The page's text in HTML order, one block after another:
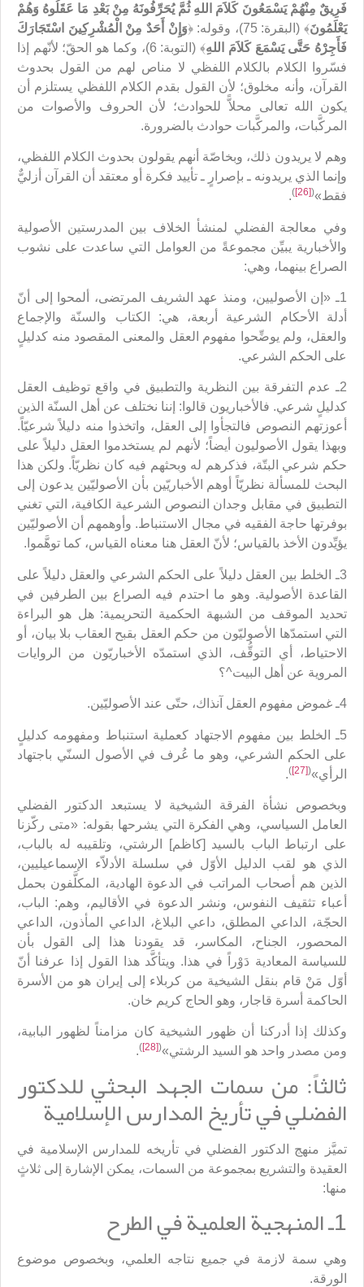
فَرِيقٌ مِنْهُمْ يَسْمَعُونَ كَلاَمَ اللهِ ثُمَّ يُحَرِّفُونَهُ مِنْ بَعْدِ مَا عَقَلُوهُ وَهُمْ
يَعْلَمُونَ﴾ (البقرة: 75)، وقوله: ﴿
وَإِنْ أَحَدٌ مِنْ الْمُشْرِكِينَ اسْتَجَارَكَ
فَأَجِرْهُ حَتَّى يَسْمَعَ كَلاَمَ اللهِ
﴾ (التوبة: 6)، وكما هو الحقّ؛ لأنّهم إذا
فسّروا الكلام بالكلام اللفظي لا مناص لهم من القول بحدوث
القرآن، وأنه مخلوق؛ لأن القول بقدم الكلام اللفظي يستلزم أن
يكون الله تعالى محلاًّ للحوادث؛ لأن الحروف والأصوات من
المركَّبات، والمركَّبات حوادث بالضرورة.
وهم لا يريدون ذلك، وبخاصّة أنهم يقولون بحدوث الكلام اللفظي،
وإنما الذي يريدونه ـ بإصرارٍ ـ تأييد فكرة أو معتقد أن القرآن أزليٌّ
فقط»(
[26]
)
.
وفي معالجة الفضلي لمنشأ الخلاف بين المدرستين الأصولية
والأخبارية يبيِّن مجموعةً من العوامل التي ساعدت على نشوب
الصراع بينهما، وهي:
1ـ «إن الأصوليين، ومنذ عهد الشريف المرتضى، ألمحوا إلى أنّ
أدلة الأحكام الشرعية أربعة، هي: الكتاب والسنّة والإجماع
والعقل، ولم يوضِّحوا مفهوم العقل والمعنى المقصود منه كدليلٍ
على الحكم الشرعي.
2ـ عدم التفرقة بين النظرية والتطبيق في واقع توظيف العقل
كدليلٍ شرعي. فالأخباريون قالوا: إننا نختلف عن أهل السنّة الذين
أعوزتهم النصوص فالتجأوا إلى العقل، واتخذوا منه دليلاً شرعيّاً.
وبهذا يقول الأصوليون أيضاً؛ لأنهم لم يستخدموا العقل دليلاً على
حكم شرعي البتّة، فذكرهم له وبحثهم فيه كان نظريّاً. ولكن هذا
البحث للمسألة نظريّاً أوهم الأخباريّين بأن الأصوليّين يدعون إلى
التطبيق في مقابل وجدان النصوص الشرعية الكافية، التي تغني
بوفرتها حاجة الفقيه في مجال الاستنباط. وأوهمهم أن الأصوليّين
يؤيِّدون الأخذ بالقياس؛ لأنّ العقل هنا معناه القياس، كما توهَّموا.
3ـ الخلط بين العقل دليلاً على الحكم الشرعي والعقل دليلاً على
القاعدة الأصولية. وهو ما احتدم فيه الصراع بين الطرفين في
تحديد الموقف من الشبهة الحكمية التحريمية: هل هو البراءة
التي استمدّها الأصوليّون من حكم العقل بقبح العقاب بلا بيان، أو
الاحتياط، أي التوقُّف، الذي استمدّه الأخباريّون من الروايات
المروية عن أهل البيت^؟
4ـ غموض مفهوم العقل آنذاك، حتّى عند الأصوليّين.
5ـ الخلط بين مفهوم الاجتهاد كعملية استنباط ومفهومه كدليلٍ
على الحكم الشرعي، وهو ما عُرف في الأصول السنّي باجتهاد
الرأي»(
[27]
)
.
وبخصوص نشأة الفرقة الشيخية لا يستبعد الدكتور الفضلي
العامل السياسي، وهي الفكرة التي يشرحها بقوله: «متى ركّزنا
على ارتباط الباب بالسيد [كاظم] الرشتي، وتلقيبه له بالباب،
الذي هو لقب الدليل الأوّل في سلسلة الأدلاّء الإسماعيليين،
الذين هم أصحاب المراتب في الدعوة الهادية، المكلَّفون بحمل
أعباء تثقيف النفوس، ونشر الدعوة في الأقاليم، وهم: الباب،
الحجّة، الداعي المطلق، داعي البلاغ، الداعي المأذون، الداعي
المحصور، الجناح، المكاسر، قد يقودنا هذا إلى القول بأن
للسياسة المعادية دَوْراً في هذا. ويتأكَّد هذا القول إذا عرفنا أنّ
أوّل مَنْ قام بنقل الشيخية من كربلاء إلى إيران هو من الأسرة
الحاكمة أسرة قاجار، وهو الحاج كريم خان.
وكذلك إذا أدركنا أن ظهور الشيخية كان مزامناً لظهور البابية،
ومن مصدر واحد هو السيد الرشتي»(
[28]
)
.
ثالثاً: من سمات الجهد البحثي للدكتور
الفضلي في تأريخ المدارس الإسلامية
تميَّز منهج الدكتور الفضلي في تأريخه للمدارس الإسلامية في
العقيدة والتشريع بمجموعة من السمات، يمكن الإشارة إلى ثلاثٍ
منها:
1ـ المنهجية العلمية في الطرح
وهي سمة لازمة في جميع نتاجه العلمي، وبخصوص موضوع
الورقة.